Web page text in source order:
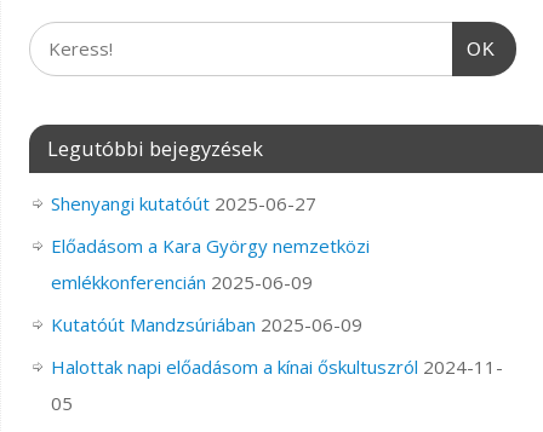
OK
Legutóbbi bejegyzések
Shenyangi kutatóút 2025-06-27
Előadásom a Kara György nemzetközi
emlékkonferencián 2025-06-09
Kutatóút Mandzsúriában 2025-06-09
Halottak napi előadásom a kínai őskultuszról 2024-11-
05